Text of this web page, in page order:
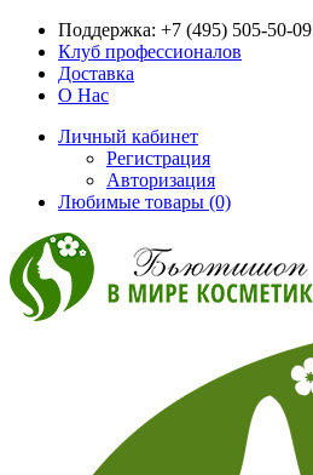
Поддержка: +7 (495) 505-50-09
Клуб профессионалов
Доставка
О Нас
Личный кабинет
Регистрация
Авторизация
Любимые товары (0)